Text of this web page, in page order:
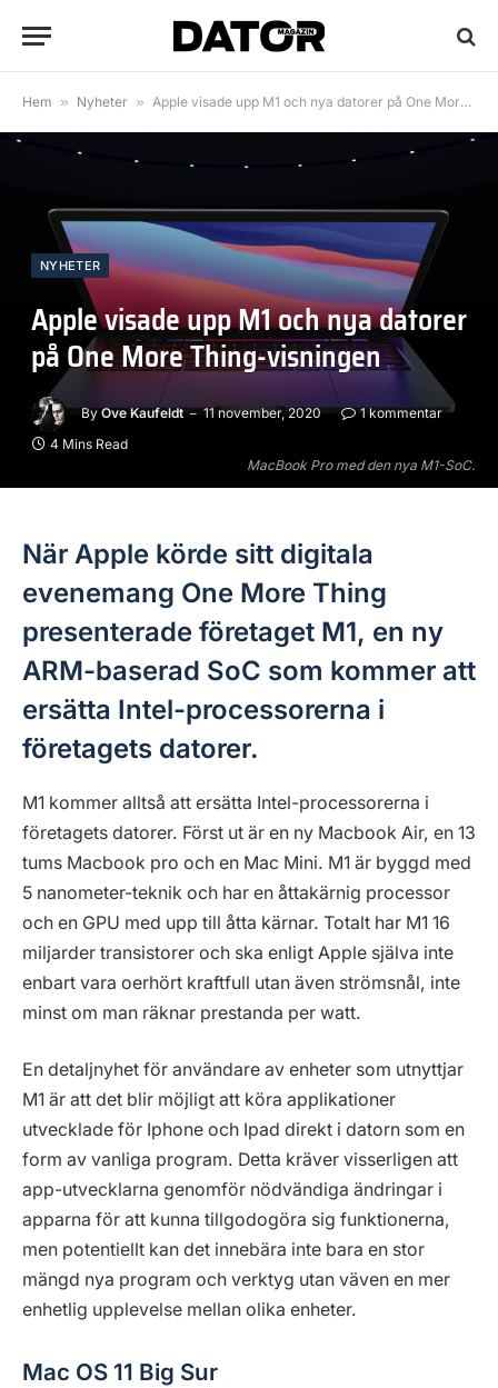
Hem » Nyheter » Apple visade upp M1 och nya datorer på One More Thing-visningen
MacBook Pro med den nya M1-SoC.
NYHETER
Apple visade upp M1 och nya datorer
på One More Thing-visningen
By Ove Kaufeldt 11 november, 2020
1 kommentar
4 Mins Read
När Apple körde sitt digitala
evenemang One More Thing
presenterade företaget M1, en ny
ARM-baserad SoC som kommer att
ersätta Intel-processorerna i
företagets datorer.
M1 kommer alltså att ersätta Intel-processorerna i
företagets datorer. Först ut är en ny Macbook Air, en 13
tums Macbook pro och en Mac Mini. M1 är byggd med
5 nanometer-teknik och har en åttakärnig processor
och en GPU med upp till åtta kärnar. Totalt har M1 16
miljarder transistorer och ska enligt Apple själva inte
enbart vara oerhört kraftfull utan även strömsnål, inte
minst om man räknar prestanda per watt.
En detaljnyhet för användare av enheter som utnyttjar
M1 är att det blir möjligt att köra applikationer
utvecklade för Iphone och Ipad direkt i datorn som en
form av vanliga program. Detta kräver visserligen att
app-utvecklarna genomför nödvändiga ändringar i
apparna för att kunna tillgodogöra sig funktionerna,
men potentiellt kan det innebära inte bara en stor
mängd nya program och verktyg utan väven en mer
enhetlig upplevelse mellan olika enheter.
Mac OS 11 Big Sur